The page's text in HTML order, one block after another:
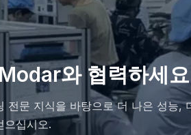
와 협력하세요
전문 지식을 바탕으로 더 나은 성능,
으십시오.